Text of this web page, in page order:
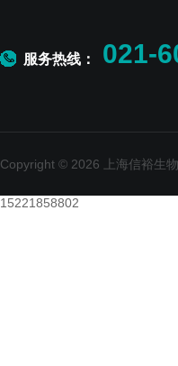
服务热线： 021-
Copyright © 2026 上海信裕生
15221858802